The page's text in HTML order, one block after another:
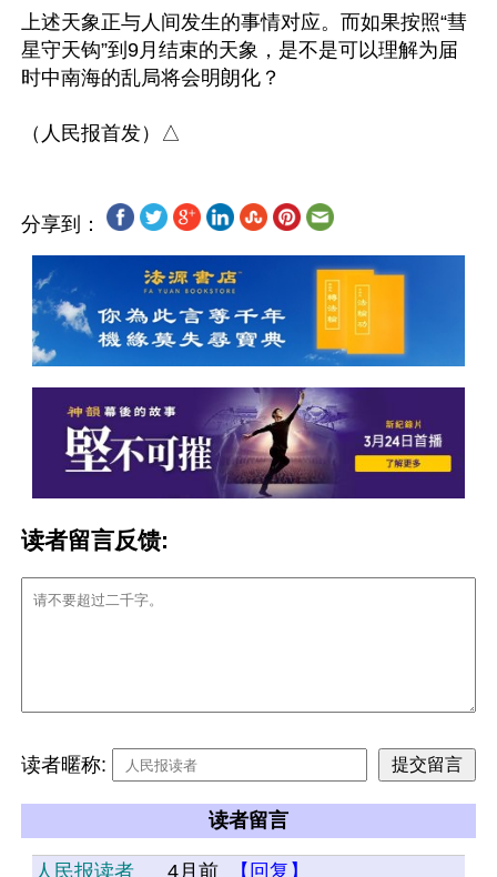
上述天象正与人间发生的事情对应。而如果按照“彗
星守天钩”到9月结束的天象，是不是可以理解为届
时中南海的乱局将会明朗化？
分享到：
读者留言反馈:
读者暱称:
读者留言
人民报读者 4月前 【回复】